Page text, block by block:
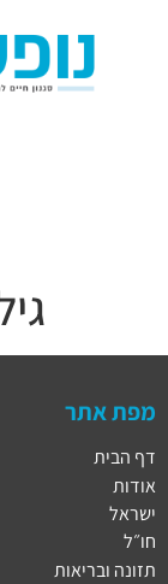
מפת אתר
דף הבית
אודות
ישראל
חו״ל
תזונה ובריאות